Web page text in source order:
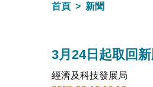
首頁 新聞
3月24日起取回
經濟及科技發展局